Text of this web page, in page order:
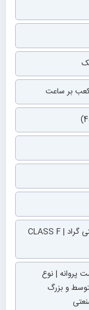
دمای مجاز کاری تا 55 درجه سانتی گراد | CLASS F
| نوع
و بزرگ